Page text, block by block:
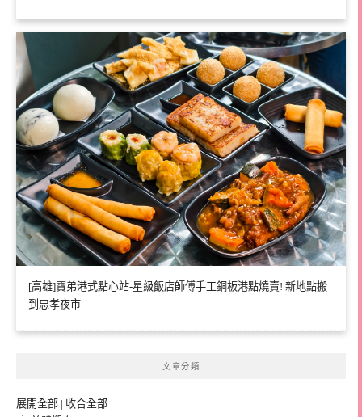
[高雄]寶弟港式點心站-星級飯店師傅手工銅板港點燒賣! 新地點搬
到忠孝夜市
文章分類
展開全部 | 收合全部